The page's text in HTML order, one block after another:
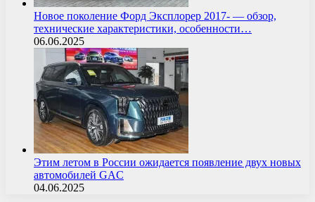
Новое поколение Форд Эксплорер 2017- — обзор,
технические характеристики, особенности…
06.06.2025
Этим летом в России ожидается появление двух новых
автомобилей GAC
04.06.2025